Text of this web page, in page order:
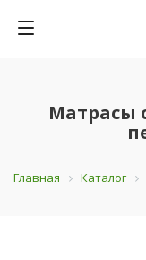
Матрасы
Главная Каталог